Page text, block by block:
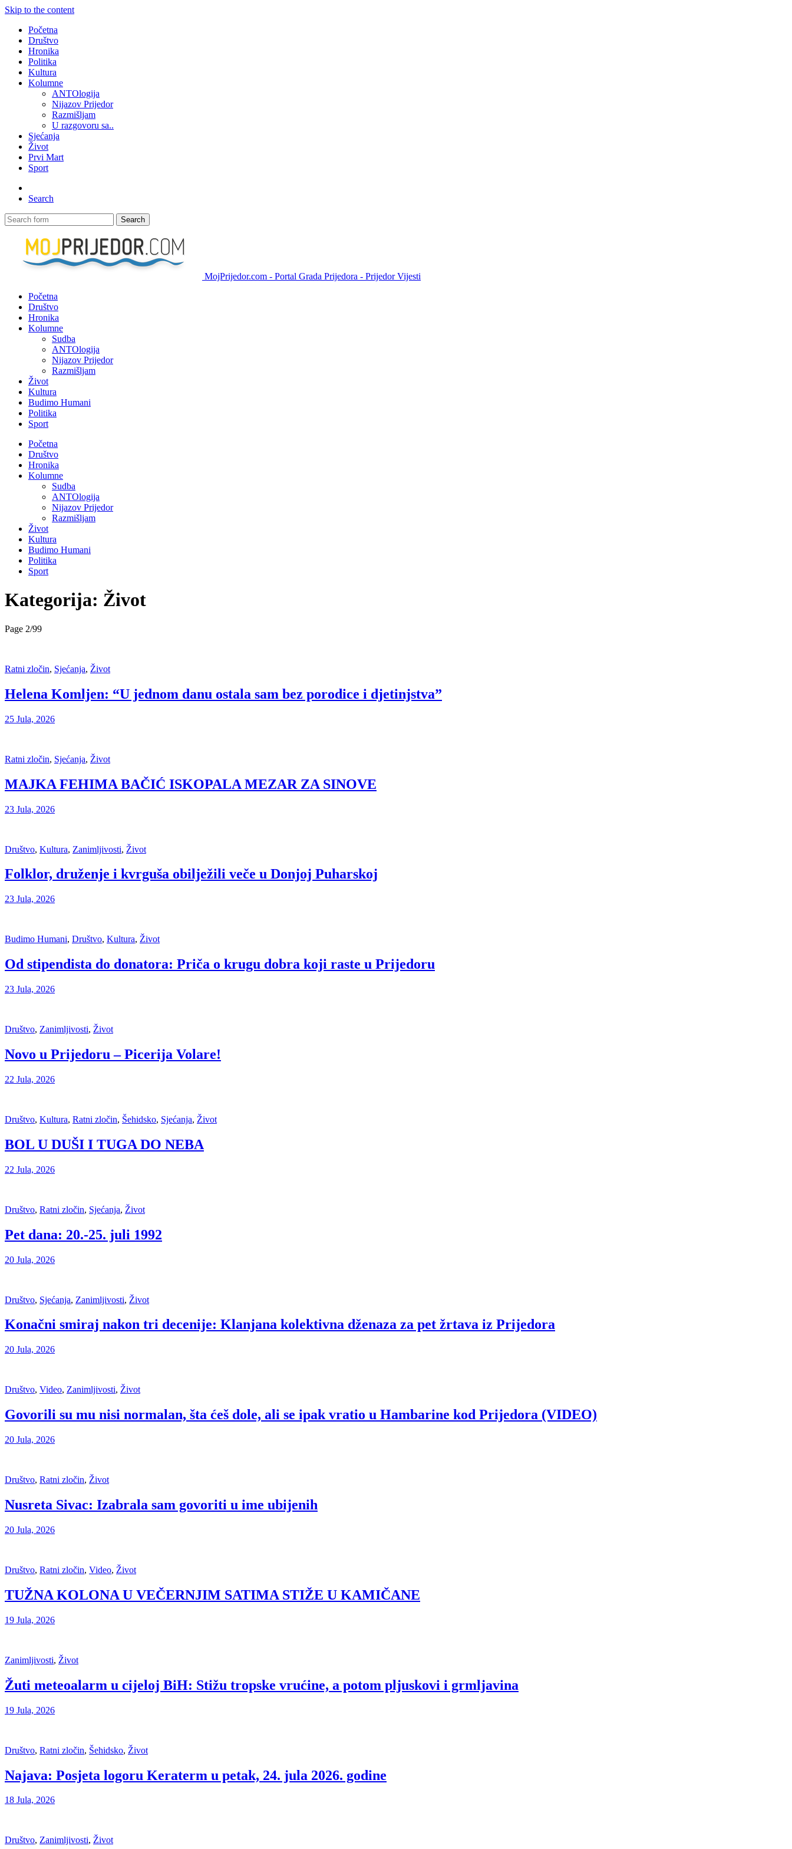
Skip to the content
Početna
Društvo
Hronika
Politika
Kultura
Kolumne
ANTOlogija
Nijazov Prijedor
Razmišljam
U razgovoru sa..
Sjećanja
Život
Prvi Mart
Sport
Search
Search
MojPrijedor.com - Portal Grada Prijedora - Prijedor Vijesti
Početna
Društvo
Hronika
Kolumne
Sudba
ANTOlogija
Nijazov Prijedor
Razmišljam
Život
Kultura
Budimo Humani
Politika
Sport
Početna
Društvo
Hronika
Kolumne
Sudba
ANTOlogija
Nijazov Prijedor
Razmišljam
Život
Kultura
Budimo Humani
Politika
Sport
Kategorija: Život
Page 2/99
Ratni zločin, Sjećanja, Život
Helena Komljen: “U jednom danu ostala sam bez porodice i djetinjstva”
25 Jula, 2026
Ratni zločin, Sjećanja, Život
MAJKA FEHIMA BAČIĆ ISKOPALA MEZAR ZA SINOVE
23 Jula, 2026
Društvo, Kultura, Zanimljivosti, Život
Folklor, druženje i kvrguša obilježili veče u Donjoj Puharskoj
23 Jula, 2026
Budimo Humani, Društvo, Kultura, Život
Od stipendista do donatora: Priča o krugu dobra koji raste u Prijedoru
23 Jula, 2026
Društvo, Zanimljivosti, Život
Novo u Prijedoru – Picerija Volare!
22 Jula, 2026
Društvo, Kultura, Ratni zločin, Šehidsko, Sjećanja, Život
BOL U DUŠI I TUGA DO NEBA
22 Jula, 2026
Društvo, Ratni zločin, Sjećanja, Život
Pet dana: 20.-25. juli 1992
20 Jula, 2026
Društvo, Sjećanja, Zanimljivosti, Život
Konačni smiraj nakon tri decenije: Klanjana kolektivna dženaza za pet žrtava iz Prijedora
20 Jula, 2026
Društvo, Video, Zanimljivosti, Život
Govorili su mu nisi normalan, šta ćeš dole, ali se ipak vratio u Hambarine kod Prijedora (VIDEO)
20 Jula, 2026
Društvo, Ratni zločin, Život
Nusreta Sivac: Izabrala sam govoriti u ime ubijenih
20 Jula, 2026
Društvo, Ratni zločin, Video, Život
TUŽNA KOLONA U VEČERNJIM SATIMA STIŽE U KAMIČANE
19 Jula, 2026
Zanimljivosti, Život
Žuti meteoalarm u cijeloj BiH: Stižu tropske vrućine, a potom pljuskovi i grmljavina
19 Jula, 2026
Društvo, Ratni zločin, Šehidsko, Život
Najava: Posjeta logoru Keraterm u petak, 24. jula 2026. godine
18 Jula, 2026
Društvo, Zanimljivosti, Život